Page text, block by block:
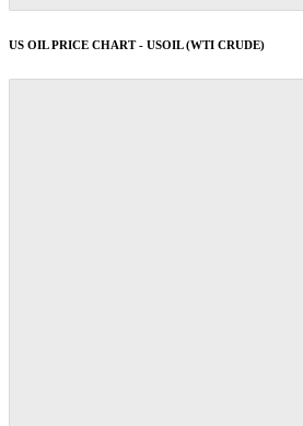
US OIL PRICE CHART - USOIL (WTI CRUDE)